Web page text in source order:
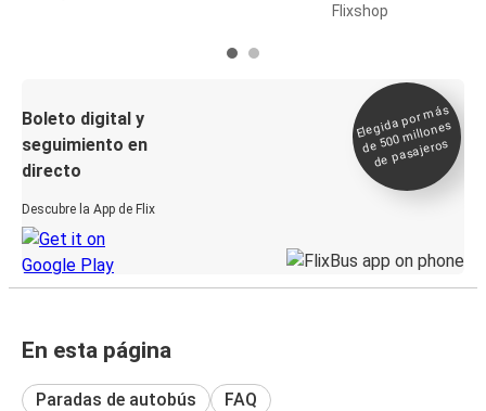
Flixshop
Boleto digital y
seguimiento en
directo
Descubre la App de Flix
Elegida por
más
de 500
millones
de pasajeros
En esta página
Paradas de autobús FAQ